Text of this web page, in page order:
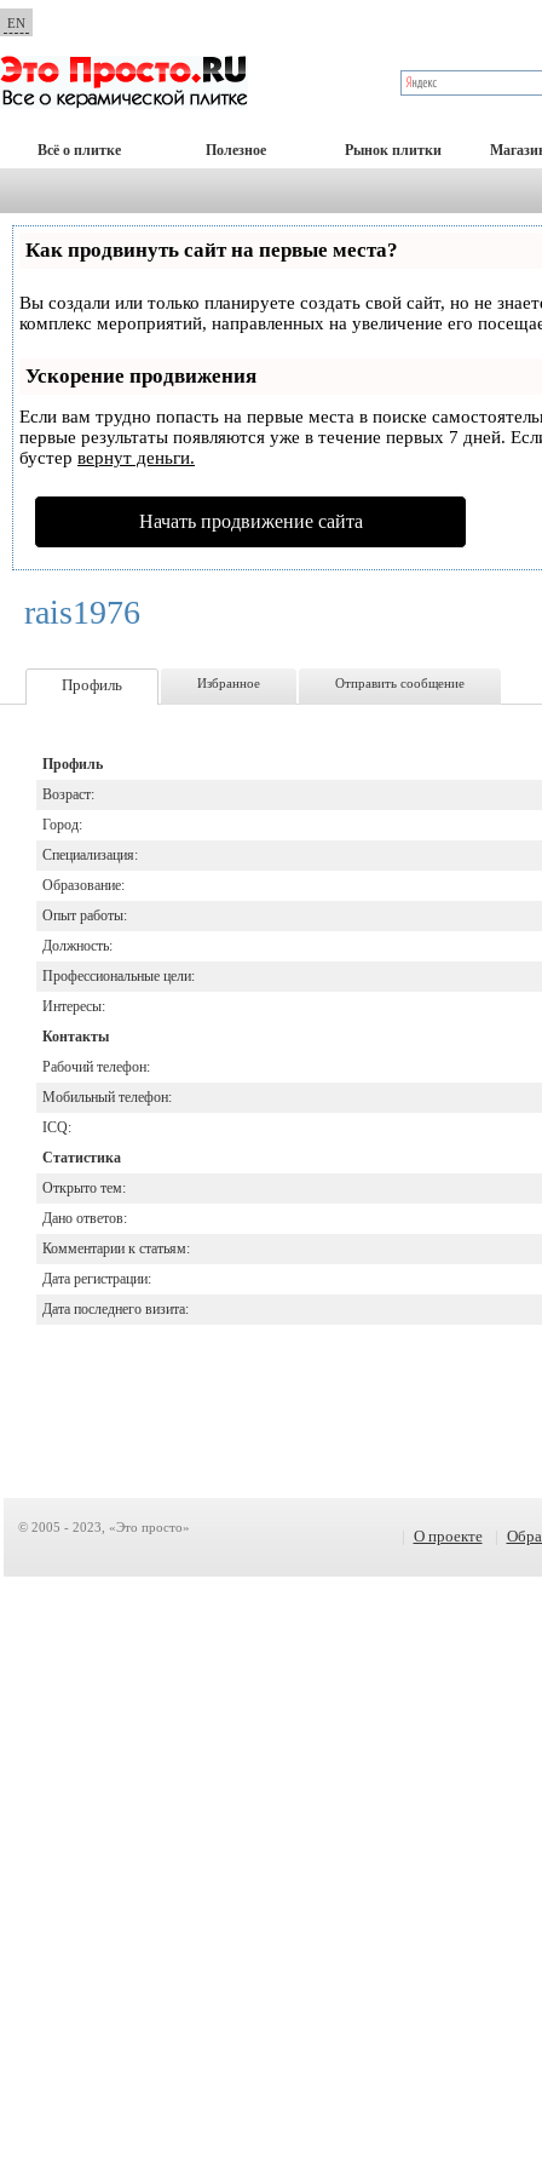
EN
Всё о плитке Полезное Рынок плитки
Как продвинуть сайт на первые места?
Вы создали или только планируете создать свой сайт, но не
комплекс мероприятий, направленных на увеличение его
Ускорение продвижения
Если вам трудно попасть на первые места в поиске
первые результаты появляются уже в течение первых 7 дней.
бустер вернут деньги.
Начать продвижение сайта
rais1976
Профиль Избранное Отправить сообщение
Профиль
Возраст:
Город:
Специализация:
Образование:
Опыт работы:
Должность:
Профессиональные цели:
Интересы:
Контакты
Рабочий телефон:
Мобильный телефон:
ICQ:
Статистика
Открыто тем:
Дано ответов:
Комментарии к статьям:
Дата регистрации:
Дата последнего визита:
© 2005 - 2023, «Это просто» О проекте